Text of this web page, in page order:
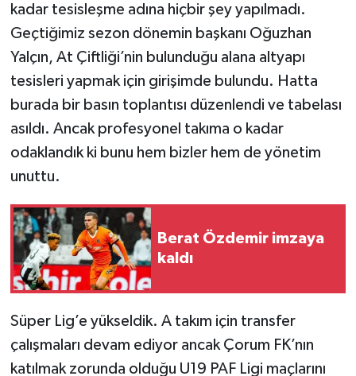
kadar tesisleşme adına hiçbir şey yapılmadı.
Geçtiğimiz sezon dönemin başkanı Oğuzhan
Yalçın, At Çiftliği’nin bulunduğu alana altyapı
tesisleri yapmak için girişimde bulundu. Hatta
burada bir basın toplantısı düzenlendi ve tabelası
asıldı. Ancak profesyonel takıma o kadar
odaklandık ki bunu hem bizler hem de yönetim
unuttu.
Berat Özdemir imzaya
kaldı
Süper Lig’e yükseldik. A takım için transfer
çalışmaları devam ediyor ancak Çorum FK’nın
katılmak zorunda olduğu U19 PAF Ligi maçlarını